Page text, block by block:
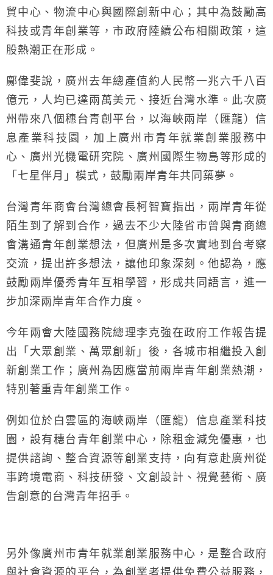
貿中心、物流中心與國際創新中心；其中為鼓勵高
科技或青年創業等，市政府陸續公布相關政策，這
股熱潮正在形成。
鄺偉斐說，廣州去年總產值約人民幣一兆六千八百
億元，人均已達兩萬美元、接近台灣水準。此次廣
州帶來八個穗台青創平台，以海峽兩岸（匯龍）信
息產業科技園，加上廣州市青年就業創業服務中
心、廣州光機電研究院、廣州國際生物島等形成的
「七星伴月」模式，鼓勵兩岸青年共同築夢。
台灣青年商會台灣總會長柯智寶指出，兩岸青年從
陌生到了解到合作，過去不少大陸省市曾與青商總
會溝通青年創業想法，但廣州是多次實地到台考察
交流，提出許多想法，讓他印象深刻。他認為，應
鼓勵兩岸優秀青年互相學習，形成共同語言，進一
步加深兩岸青年合作力度。
今年兩會大陸國務院總理李克強在政府工作報告提
出「大眾創業、萬眾創新」後，各城市相繼投入創
新創業工作；廣州為因應當前兩岸青年創業熱潮，
特別著重青年創業工作。
例如位於白雲區的海峽兩岸（匯龍）信息產業科技
園，設有穗台青年創業中心，除租金減免優惠，也
提供諮詢、整合資源等創業支持，向有意赴廣州從
事跨境電商、科技研發、文創設計、視覺藝術、廣
告創意的台灣青年招手。
另外像廣州市青年就業創業服務中心，是整合政府
與社會資源的平台，為創業者提供免費公益服務，